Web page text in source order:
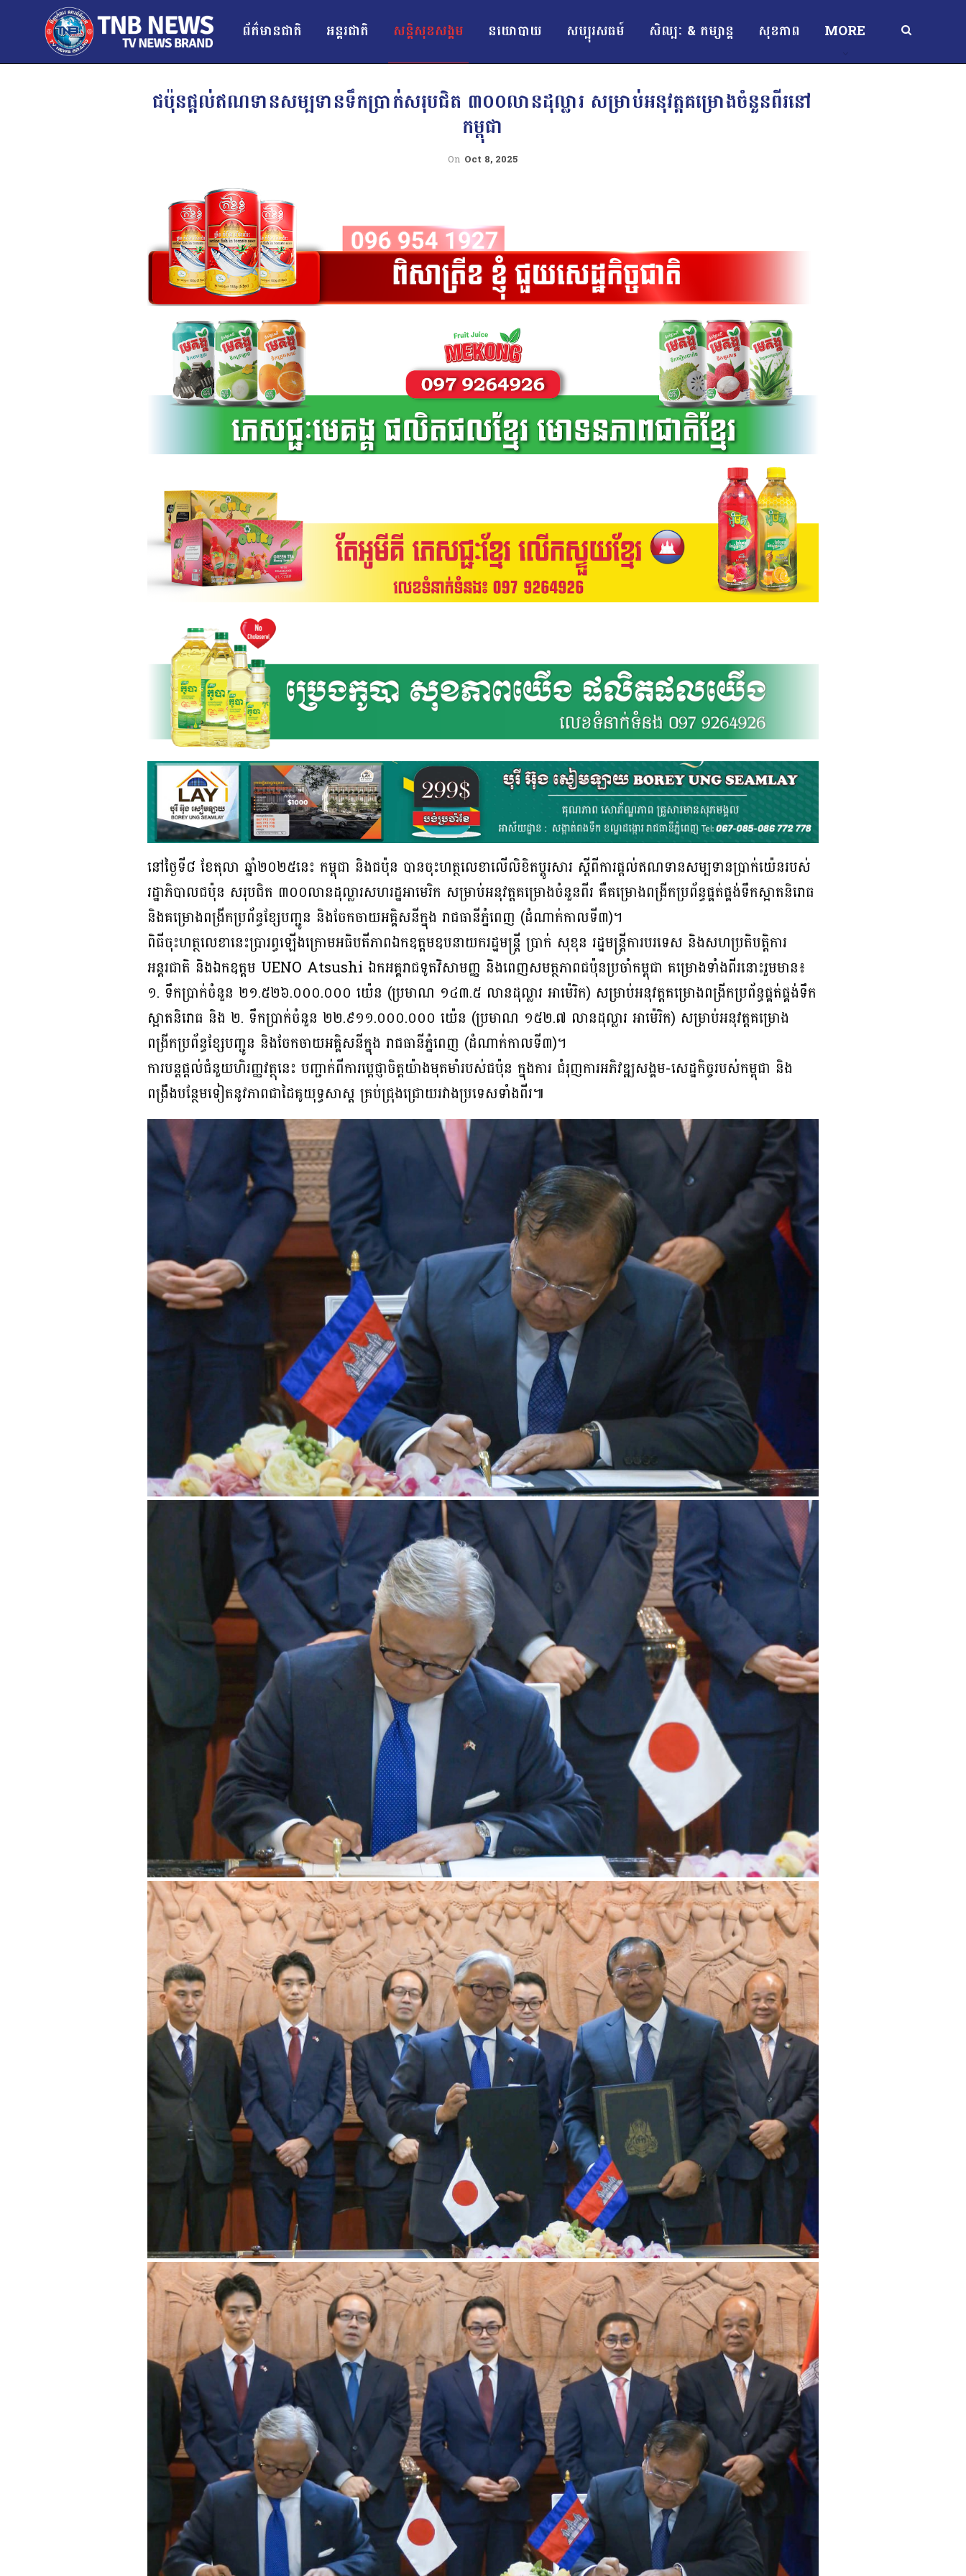
ព័ត៌មានជាតិ អន្ដរជាតិ សន្តិសុខសង្គម នយោបាយ សប្បុរសធម៍ សិល្បៈ & កម្សាន្ត សុខភាព MORE
ជប៉ុនផ្ដល់ឥណទានសម្បទានទឹកប្រាក់សរុបជិត ៣០០លានដុល្លារ សម្រាប់អនុវត្តគម្រោងចំនួនពីរនៅ
កម្ពុជា
On Oct 8, 2025
នៅថ្ងៃទី៨ ខែតុលា ឆ្នាំ២០២៥នេះ កម្ពុជា និងជប៉ុន បានចុះហត្ថលេខាលើលិខិតប្ដូរសារ ស្ដីពីការផ្តល់ឥណទានសម្បទានប្រាក់យ៉េនរបស់
រដ្ឋាភិបាលជប៉ុន សរុបជិត ៣០០លានដុល្លារសហរដ្ឋអាមេរិក សម្រាប់អនុវត្តគម្រោងចំនួនពីរ គឺគម្រោងពង្រីកប្រព័ន្ធផ្គត់ផ្គង់ទឹកស្អាតនិរោធ
និងគម្រោងពង្រីកប្រព័ន្ធខ្សែបញ្ជូន និងចែកចាយអគ្គិសនីក្នុង រាជធានីភ្នំពេញ (ដំណាក់កាលទី៣)។
ពិធីចុះហត្ថលេខានេះប្រារព្ធឡើងក្រោមអធិបតីភាពឯកឧត្ដមឧបនាយករដ្ឋមន្ត្រី ប្រាក់ សុខុន រដ្ឋមន្ត្រីការបរទេស និងសហប្រតិបត្តិការ
អន្តរជាតិ និងឯកឧត្តម UENO Atsushi ឯកអគ្គរាជទូតវិសាមញ្ញ និងពេញសមត្ថភាពជប៉ុនប្រចាំកម្ពុជា គម្រោងទាំងពីរនោះរួមមាន៖
១. ទឹកប្រាក់ចំនួន ២១.៥២៦.០០០.០០០ យ៉េន (ប្រមាណ ១៤៣.៥ លានដុល្លារ អាម៉េរិក) សម្រាប់អនុវត្តគម្រោងពង្រីកប្រព័ន្ធផ្គត់ផ្គង់ទឹក
ស្អាតនិរោធ និង ២. ទឹកប្រាក់ចំនួន ២២.៩១១.០០០.០០០ យ៉េន (ប្រមាណ ១៥២.៧ លានដុល្លារ អាម៉េរិក) សម្រាប់អនុវត្តគម្រោង
ពង្រីកប្រព័ន្ធខ្សែបញ្ជូន និងចែកចាយអគ្គិសនីក្នុង រាជធានីភ្នំពេញ (ដំណាក់កាលទី៣)។
ការបន្តផ្តល់ជំនួយហិរញ្ញវត្ថុនេះ បញ្ជាក់ពីការប្តេជ្ញាចិត្តយ៉ាងមុតមាំរបស់ជប៉ុន ក្នុងការ ជំរុញការអភិវឌ្ឍសង្គម-សេដ្ឋកិច្ចរបស់កម្ពុជា និង
ពង្រឹងបន្ថែមទៀតនូវភាពជាដៃគូយុទ្ធសាស្ត គ្រប់ជ្រុងជ្រោយរវាងប្រទេសទាំងពីរ៕